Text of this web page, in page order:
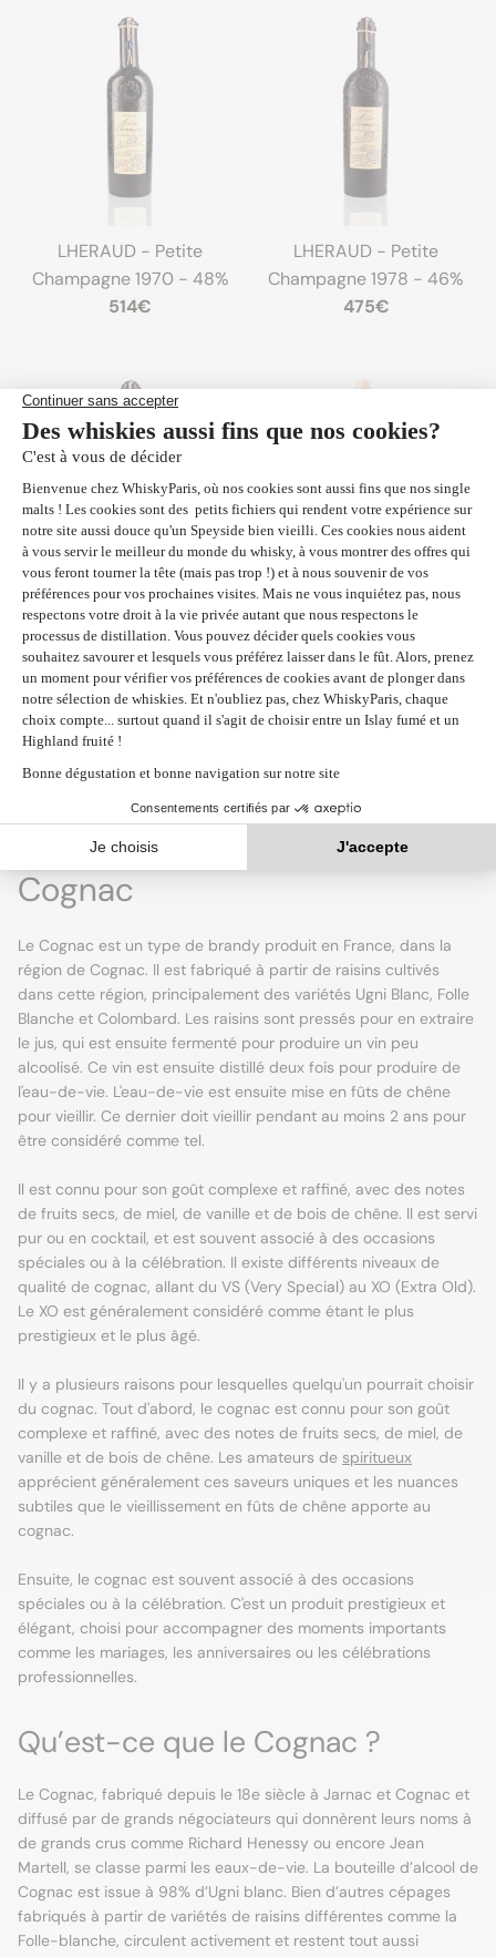
LHERAUD - Petite
Champagne 1970 - 48%
514€
LHERAUD - Petite
Champagne 1978 - 46%
475€
LHERAUD - Petite
Champagne 1995 - 48%
352€
FANNY FOUGERAT - XO Iris
Poivré - 40%
94€
Cognac
Le Cognac est un type de brandy produit en France, dans la
région de Cognac. Il est fabriqué à partir de raisins cultivés
dans cette région, principalement des variétés Ugni Blanc, Folle
Blanche et Colombard. Les raisins sont pressés pour en extraire
le jus, qui est ensuite fermenté pour produire un vin peu
alcoolisé. Ce vin est ensuite distillé deux fois pour produire de
l'eau-de-vie. L'eau-de-vie est ensuite mise en fûts de chêne
pour vieillir. Ce dernier doit vieillir pendant au moins 2 ans pour
être considéré comme tel.
Il est connu pour son goût complexe et raffiné, avec des notes
de fruits secs, de miel, de vanille et de bois de chêne. Il est servi
pur ou en cocktail, et est souvent associé à des occasions
spéciales ou à la célébration. Il existe différents niveaux de
qualité de cognac, allant du VS (Very Special) au XO (Extra Old).
Le XO est généralement considéré comme étant le plus
prestigieux et le plus âgé.
Il y a plusieurs raisons pour lesquelles quelqu'un pourrait choisir
du cognac. Tout d'abord, le cognac est connu pour son goût
complexe et raffiné, avec des notes de fruits secs, de miel, de
vanille et de bois de chêne. Les amateurs de spiritueux
apprécient généralement ces saveurs uniques et les nuances
subtiles que le vieillissement en fûts de chêne apporte au
cognac.
Ensuite, le cognac est souvent associé à des occasions
spéciales ou à la célébration. C'est un produit prestigieux et
élégant, choisi pour accompagner des moments importants
comme les mariages, les anniversaires ou les célébrations
professionnelles.
Qu’est-ce que le Cognac ?
Le Cognac, fabriqué depuis le 18e siècle à Jarnac et Cognac et
diffusé par de grands négociateurs qui donnèrent leurs noms à
de grands crus comme Richard Henessy ou encore Jean
Martell, se classe parmi les eaux-de-vie. La bouteille d’alcool de
Cognac est issue à 98% d’Ugni blanc. Bien d’autres cépages
fabriqués à partir de variétés de raisins différentes comme la
Folle-blanche, circulent activement et restent tout aussi